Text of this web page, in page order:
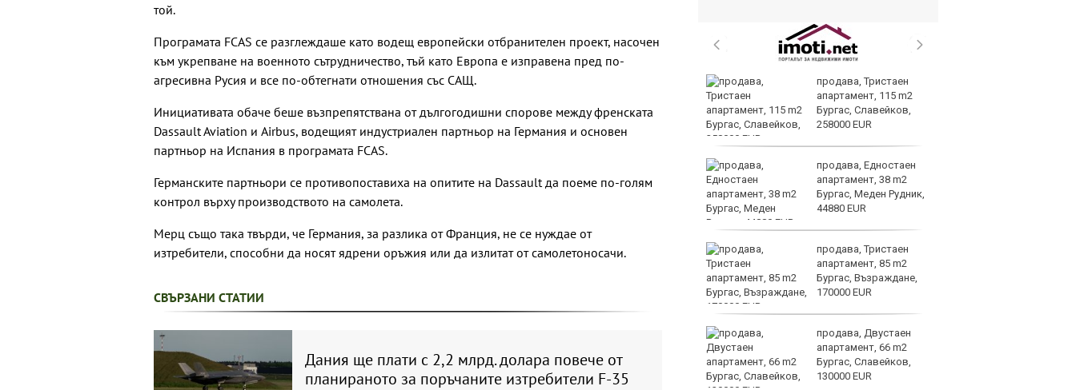
той.
Програмата FCAS се разглеждаше като водещ европейски отбранителен проект, насочен
към укрепване на военното сътрудничество, тъй като Европа е изправена пред по-
агресивна Русия и все по-обтегнати отношения със САЩ.
Инициативата обаче беше възпрепятствана от дългогодишни спорове между френската
Dassault Aviation и Airbus, водещият индустриален партньор на Германия и основен
партньор на Испания в програмата FCAS.
Германските партньори се противопоставиха на опитите на Dassault да поеме по-голям
контрол върху производството на самолета.
Мерц също така твърди, че Германия, за разлика от Франция, не се нуждае от
изтребители, способни да носят ядрени оръжия или да излитат от самолетоносачи.
СВЪРЗАНИ СТАТИИ
Дания ще плати с 2,2 млрд. долара повече от
планираното за поръчаните изтребители F-35
Пловдив е от Кричим
таван на тротоар
Това са последните
или наркотици
продава, Тристаен
апартамент, 115 m2
Бургас, Славейков,
258000 EUR
продава, Едностаен
апартамент, 38 m2
Бургас, Меден Рудник,
44880 EUR
продава, Тристаен
апартамент, 85 m2
Бургас, Възраждане,
170000 EUR
продава, Двустаен
апартамент, 66 m2
Бургас, Славейков,
130000 EUR